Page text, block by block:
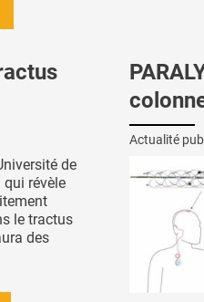
de
qui révèle
le tractus
des
Actualité